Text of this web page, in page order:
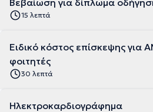
Βεβαίωση για δίπλωμα
15 λεπτά
Ειδικό κόστος επίσκεψης για
φοιτητές
30 λεπτά
Ηλεκτροκαρδιογράφημα